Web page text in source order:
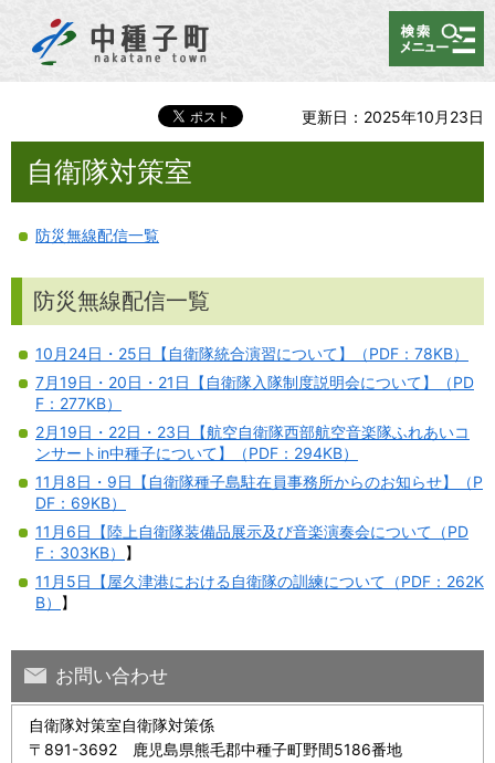
メニュー
更新日：2025年10月23日
自衛隊対策室
防災無線配信一覧
防災無線配信一覧
10月24日・25日【自衛隊統合演習について】（PDF：78KB）
7月19日・20日・21日【自衛隊入隊制度説明会について】（PD
F：277KB）
2月19日・22日・23日【航空自衛隊西部航空音楽隊ふれあいコ
ンサートin中種子について】（PDF：294KB）
11月8日・9日【自衛隊種子島駐在員事務所からのお知らせ】（P
DF：69KB）
11月6日【陸上自衛隊装備品展示及び音楽演奏会について（PD
F：303KB）
】
11月5日【屋久津港における自衛隊の訓練について（PDF：262K
B）
】
お問い合わせ
自衛隊対策室自衛隊対策係
〒891-3692 鹿児島県熊毛郡中種子町野間5186番地